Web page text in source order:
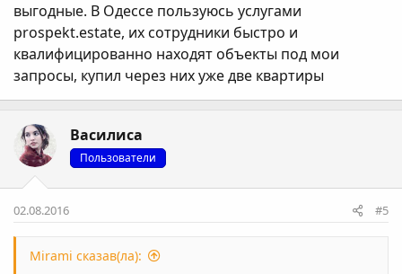
выгодные. В Одессе пользуюсь услугами
prospekt.estate, их сотрудники быстро и
квалифицированно находят объекты под мои
запросы, купил через них уже две квартиры
Василиса
Пользователи
02.08.2016 #5
Mirami сказав(ла):